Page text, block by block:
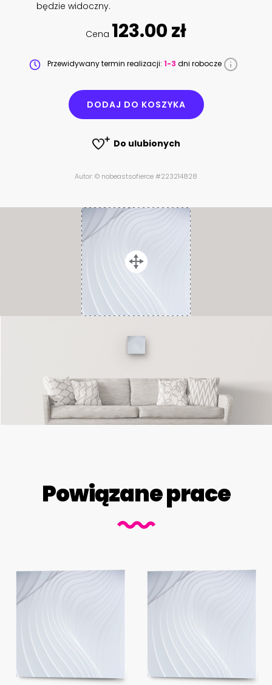
będzie widoczny.
Cena 123.00 zł
Przewidywany termin realizacji: 1-3 dni robocze
DODAJ DO KOSZYKA
Do ulubionych
Autor: © nobeastsofierce #223214828
Powiązane prace